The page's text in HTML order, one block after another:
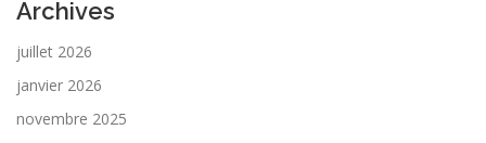
Archives
juillet 2026
janvier 2026
novembre 2025